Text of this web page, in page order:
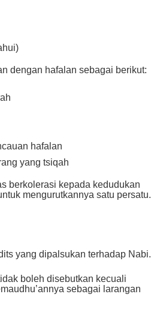
dengan hafalan sebagai berikut:
hafalan
yang tsiqah
berkolerasi kepada kedudukan
mengurutkannya satu persatu.
yang dipalsukan terhadap Nabi.
boleh disebutkan kecuali
sebagai larangan